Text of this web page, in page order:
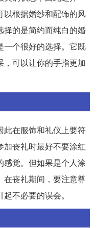
以根据婚纱和配饰的风
择的是简约而纯白的婚
一个很好的选择。它既
可以让你的手指更加
此在服饰和礼仪上要符
丧礼时最好不要涂红
觉。但如果是个人涂
在丧礼期间，要注意尊
不必要的误会。